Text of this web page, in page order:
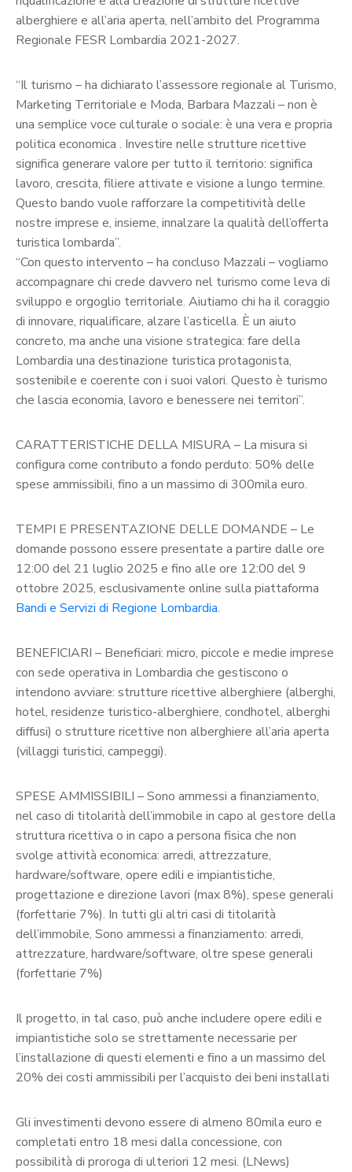
alberghiere e all’aria aperta, nell’ambito del Programma
Regionale FESR Lombardia 2021-2027.
“Il turismo – ha dichiarato l’assessore regionale al Turismo,
Marketing Territoriale e Moda, Barbara Mazzali – non è
una semplice voce culturale o sociale: è una vera e propria
politica economica . Investire nelle strutture ricettive
significa generare valore per tutto il territorio: significa
lavoro, crescita, filiere attivate e visione a lungo termine.
Questo bando vuole rafforzare la competitività delle
nostre imprese e, insieme, innalzare la qualità dell’offerta
turistica lombarda”.
“Con questo intervento – ha concluso Mazzali – vogliamo
accompagnare chi crede davvero nel turismo come leva di
sviluppo e orgoglio territoriale. Aiutiamo chi ha il coraggio
di innovare, riqualificare, alzare l’asticella. È un aiuto
concreto, ma anche una visione strategica: fare della
Lombardia una destinazione turistica protagonista,
sostenibile e coerente con i suoi valori. Questo è turismo
che lascia economia, lavoro e benessere nei territori”.
CARATTERISTICHE DELLA MISURA – La misura si
configura come contributo a fondo perduto: 50% delle
spese ammissibili, fino a un massimo di 300mila euro.
TEMPI E PRESENTAZIONE DELLE DOMANDE – Le
domande possono essere presentate a partire dalle ore
12:00 del 21 luglio 2025 e fino alle ore 12:00 del 9
ottobre 2025, esclusivamente online sulla piattaforma
Bandi e Servizi di Regione Lombardia.
BENEFICIARI – Beneficiari: micro, piccole e medie imprese
con sede operativa in Lombardia che gestiscono o
intendono avviare: strutture ricettive alberghiere (alberghi,
hotel, residenze turistico-alberghiere, condhotel, alberghi
diffusi) o strutture ricettive non alberghiere all’aria aperta
(villaggi turistici, campeggi).
SPESE AMMISSIBILI – Sono ammessi a finanziamento,
nel caso di titolarità dell’immobile in capo al gestore della
struttura ricettiva o in capo a persona fisica che non
svolge attività economica: arredi, attrezzature,
hardware/software, opere edili e impiantistiche,
progettazione e direzione lavori (max 8%), spese generali
(forfettarie 7%). In tutti gli altri casi di titolarità
dell’immobile, Sono ammessi a finanziamento: arredi,
attrezzature, hardware/software, oltre spese generali
(forfettarie 7%)
Il progetto, in tal caso, può anche includere opere edili e
impiantistiche solo se strettamente necessarie per
l’installazione di questi elementi e fino a un massimo del
20% dei costi ammissibili per l’acquisto dei beni installati
Gli investimenti devono essere di almeno 80mila euro e
completati entro 18 mesi dalla concessione, con
possibilità di proroga di ulteriori 12 mesi. (LNews)